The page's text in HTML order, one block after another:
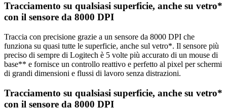
Tracciamento su qualsiasi superficie, anche su vetro*
con il sensore da 8000 DPI
Traccia con precisione grazie a un sensore da 8000 DPI che
funziona su quasi tutte le superficie, anche sul vetro*. Il sensore più
preciso di sempre di Logitech è 5 volte più accurato di un mouse di
base** e fornisce un controllo reattivo e perfetto al pixel per schermi
di grandi dimensioni e flussi di lavoro senza distrazioni.
Tracciamento su qualsiasi superficie, anche su vetro*
con il sensore da 8000 DPI